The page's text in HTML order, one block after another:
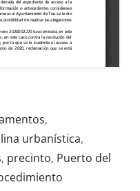
,
urbanística,
, precinto, Puerto del